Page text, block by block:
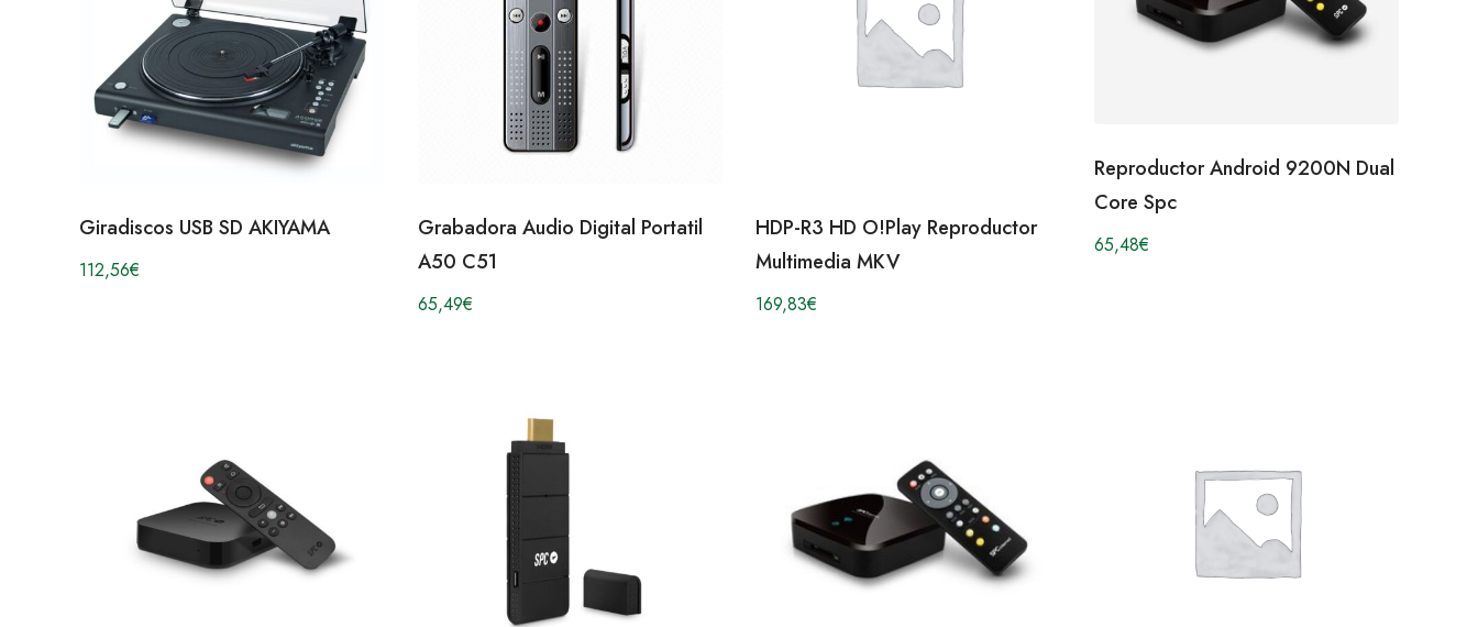
Giradiscos USB SD AKIYAMA
112,56€
Grabadora Audio Digital Portatil
A50 C51
65,49€
HDP-R3 HD O!Play Reproductor
Multimedia MKV
169,83€
Reproductor Android 9200N Dual
Core Spc
65,48€